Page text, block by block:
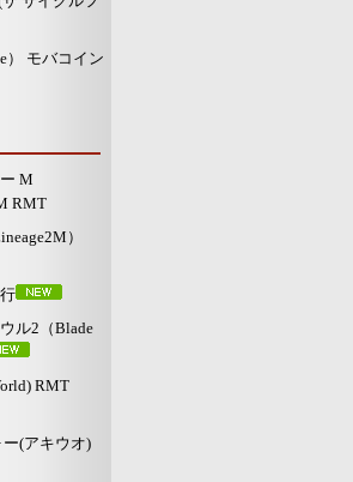
） モバコイン
M
RMT
）
ル2（Blade
RMT
(アキウオ)